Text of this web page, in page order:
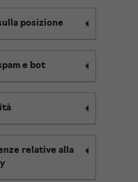
posizione
e bot
relative alla